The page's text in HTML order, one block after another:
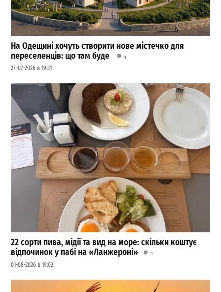
На Одещині хочуть створити нове містечко для
переселенців: що там буде
1
27-07-2026 в 19:31
22 сорти пива, мідії та вид на море: скільки коштує
відпочинок у пабі на «Ланжероні»
1
01-08-2026 в 19:02